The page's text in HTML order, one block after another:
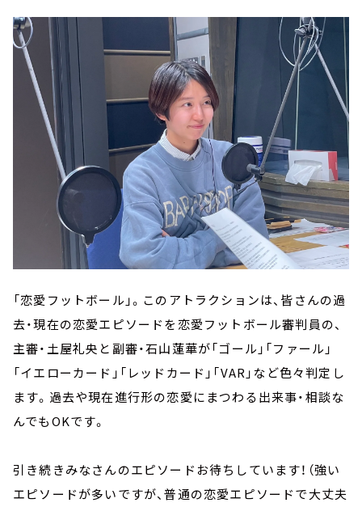
「恋愛フットボール」。このアトラクションは、皆さんの過
去・現在の恋愛エピソードを恋愛フットボール審判員の、
主審・土屋礼央と副審・石山蓮華が「ゴール」「ファール」
「イエローカード」「レッドカード」「VAR」など色々判定し
ます。過去や現在進行形の恋愛にまつわる出来事・相談な
んでもOKです。
引き続きみなさんのエピソードお待ちしています！（強い
エピソードが多いですが、普通の恋愛エピソードで大丈夫